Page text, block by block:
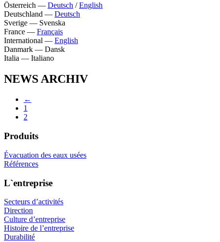
Österreich — Deutsch /English
Deutschland — Deutsch
Sverige — Svenska
France — Français
International — English
Danmark — Dansk
Italia — Italiano
NEWS ARCHIV
←
1
2
Produits
Évacuation des eaux usées
Références
L`entreprise
Secteurs d’activités
Direction
Culture d’entreprise
Histoire de l’entreprise
Durabilité